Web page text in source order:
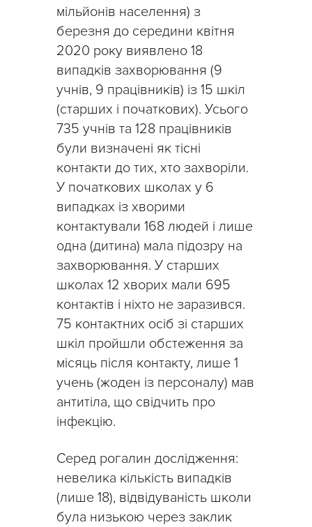
мільйонів населення) з
березня до середини квітня
2020 року виявлено 18
випадків захворювання (9
учнів, 9 працівників) із 15 шкіл
(старших і початкових). Усього
735 учнів та 128 працівників
були визначені як тісні
контакти до тих, хто захворіли.
У початкових школах у 6
випадках із хворими
контактували 168 людей і лише
одна (дитина) мала підозру на
захворювання. У старших
школах 12 хворих мали 695
контактів і ніхто не заразився.
75 контактних осіб зі старших
шкіл пройшли обстеження за
місяць після контакту, лише 1
учень (жоден із персоналу) мав
антитіла, що свідчить про
інфекцію.
Серед рогалин дослідження:
невелика кількість випадків
(лише 18), відвідуваність школи
була низькою через заклик